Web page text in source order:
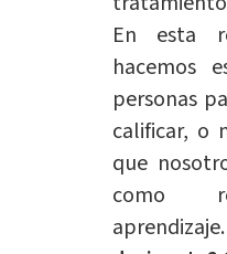
En esta
hacemos
personas
calificar, o
que
como
aprendizaje.